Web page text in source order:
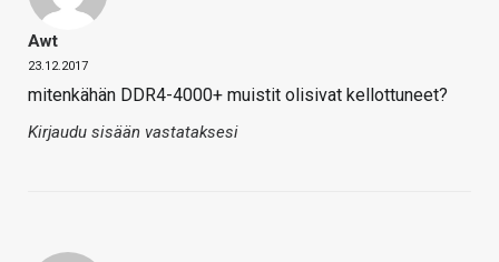
Awt
23.12.2017
mitenkähän DDR4-4000+ muistit olisivat kellottuneet?
Kirjaudu sisään vastataksesi